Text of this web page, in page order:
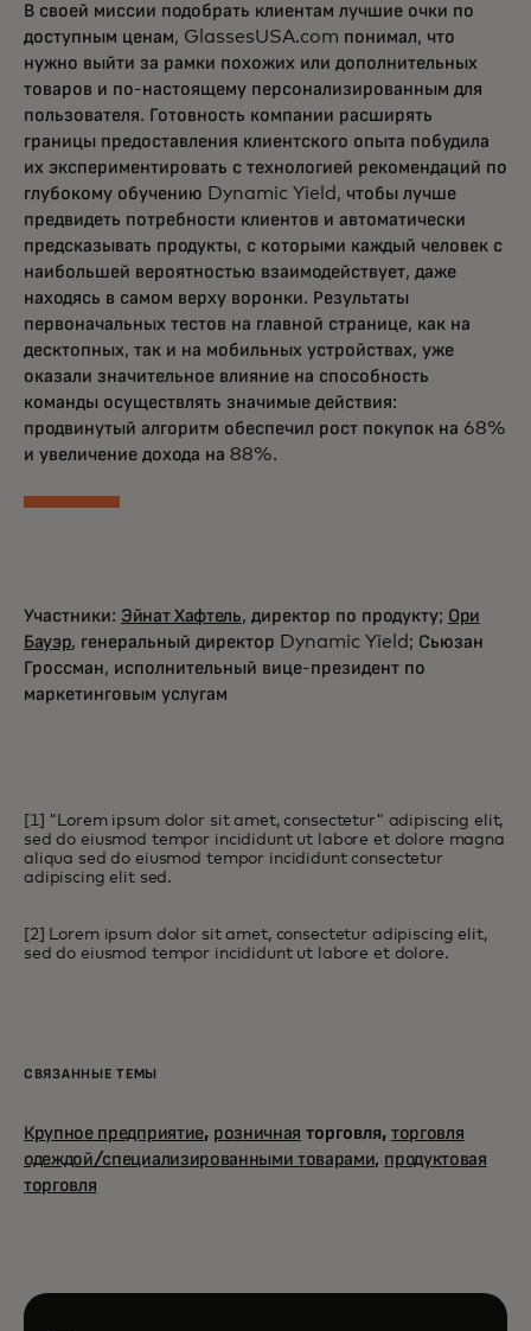
В своей миссии подобрать клиентам лучшие очки по
доступным ценам, GlassesUSA.com понимал, что
нужно выйти за рамки похожих или дополнительных
товаров и по-настоящему персонализированным для
пользователя. Готовность компании расширять
границы предоставления клиентского опыта побудила
их экспериментировать с технологией рекомендаций по
глубокому обучению Dynamic Yield, чтобы лучше
предвидеть потребности клиентов и автоматически
предсказывать продукты, с которыми каждый человек с
наибольшей вероятностью взаимодействует, даже
находясь в самом верху воронки. Результаты
первоначальных тестов на главной странице, как на
десктопных, так и на мобильных устройствах, уже
оказали значительное влияние на способность
команды осуществлять значимые действия:
продвинутый алгоритм обеспечил рост покупок на 68%
и увеличение дохода на 88%.
Участники: Эйнат Хафтель, директор по продукту; Ори
Бауэр, генеральный директор Dynamic Yield; Сьюзан
Гроссман, исполнительный вице-президент по
маркетинговым услугам
[1] "Lorem ipsum dolor sit amet, consectetur" adipiscing elit,
sed do eiusmod tempor incididunt ut labore et dolore magna
aliqua sed do eiusmod tempor incididunt consectetur
adipiscing elit sed.
[2] Lorem ipsum dolor sit amet, consectetur adipiscing elit,
sed do eiusmod tempor incididunt ut labore et dolore.
СВЯЗАННЫЕ ТЕМЫ
Крупное предприятие, розничная торговля,торговля
одеждой/специализированными товарами, продуктовая
торговля